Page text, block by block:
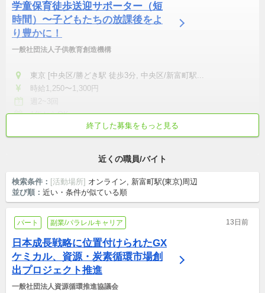
学童保育徒歩送迎サポーター（短
時間）〜子どもたちの放課後をよ
り豊かに！
一般社団法人子供教育創造機構
東京 [中央区/勝どき駅 徒歩3分, 中央区/新富町駅...
時給1,250〜1,300円
週2~3回
1年からOK
未経験・初心者可 年齢不問
学歴不問
終了した募集をもっと見る
近くの職員/バイト
検索条件： [活動場所] オンライン, 新富町駅(東京)周辺
並び順： 近い・条件が似ている順
パート 副業/パラレルキャリア 13日前
日本成長戦略に位置付けられたGX
ケミカル、資源・炭素循環市場創
出プロジェクト推進
一般社団法人資源循環推進協議会